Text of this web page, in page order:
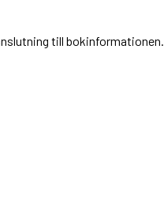
till bokinformationen.